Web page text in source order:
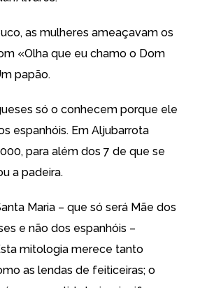
as mulheres ameaçavam os
«Olha que eu chamo o Dom
papão.
só o conhecem porque ele
espanhóis. Em Aljubarrota
para além dos 7 de que se
a padeira.
Maria – que só será Mãe dos
e não dos espanhóis –
mitologia merece tanto
as lendas de feiticeiras; o